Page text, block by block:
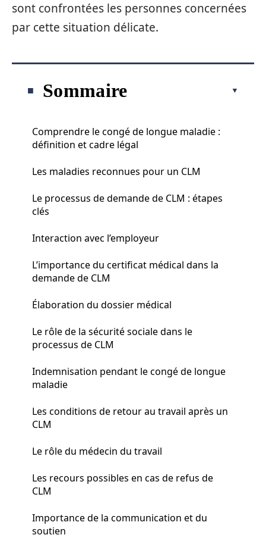
sont confrontées les personnes concernées
par cette situation délicate.
Sommaire
Comprendre le congé de longue maladie :
définition et cadre légal
Les maladies reconnues pour un CLM
Le processus de demande de CLM : étapes
clés
Interaction avec l’employeur
L’importance du certificat médical dans la
demande de CLM
Élaboration du dossier médical
Le rôle de la sécurité sociale dans le
processus de CLM
Indemnisation pendant le congé de longue
maladie
Les conditions de retour au travail après un
CLM
Le rôle du médecin du travail
Les recours possibles en cas de refus de
CLM
Importance de la communication et du
soutien